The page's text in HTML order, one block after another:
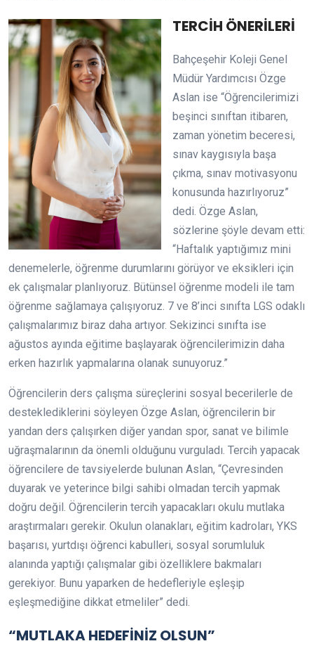
TERCİH ÖNERİLERİ
Bahçeşehir Koleji Genel
Müdür Yardımcısı Özge
Aslan ise “Öğrencilerimizi
beşinci sınıftan itibaren,
zaman yönetim beceresi,
sınav kaygısıyla başa
çıkma, sınav motivasyonu
konusunda hazırlıyoruz”
dedi. Özge Aslan,
sözlerine şöyle devam etti:
“Haftalık yaptığımız mini
denemelerle, öğrenme durumlarını görüyor ve eksikleri için
ek çalışmalar planlıyoruz. Bütünsel öğrenme modeli ile tam
öğrenme sağlamaya çalışıyoruz. 7 ve 8’inci sınıfta LGS odaklı
çalışmalarımız biraz daha artıyor. Sekizinci sınıfta ise
ağustos ayında eğitime başlayarak öğrencilerimizin daha
erken hazırlık yapmalarına olanak sunuyoruz.”
Öğrencilerin ders çalışma süreçlerini sosyal becerilerle de
desteklediklerini söyleyen Özge Aslan, öğrencilerin bir
yandan ders çalışırken diğer yandan spor, sanat ve bilimle
uğraşmalarının da önemli olduğunu vurguladı. Tercih yapacak
öğrencilere de tavsiyelerde bulunan Aslan, “Çevresinden
duyarak ve yeterince bilgi sahibi olmadan tercih yapmak
doğru değil. Öğrencilerin tercih yapacakları okulu mutlaka
araştırmaları gerekir. Okulun olanakları, eğitim kadroları, YKS
başarısı, yurtdışı öğrenci kabulleri, sosyal sorumluluk
alanında yaptığı çalışmalar gibi özelliklere bakmaları
gerekiyor. Bunu yaparken de hedefleriyle eşleşip
eşleşmediğine dikkat etmeliler” dedi.
“MUTLAKA HEDEFİNİZ OLSUN”